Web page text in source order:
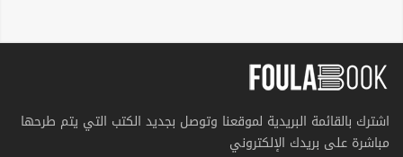
اشترك بالقائمة البريدية لموقعنا وتوصل بجديد الكتب التي يتم طرحها
مباشرة على بريدك الإلكتروني